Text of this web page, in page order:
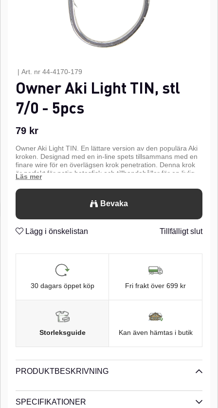
| Art. nr 44-4170-179
Owner Aki Light TIN, stl
7/0 - 5pcs
79 kr
Owner Aki Light TIN. En lättare version av den populära Aki
kroken. Designad med en in-line spets tillsammans med en
finare wire för en överlägsen krok penetration. Denna krok
är perfekt för petig betesfisk och tillhandahåller för en livlig
presentation med setups för lätta linor. Perfekt att binda
flugor för saltvattens fiske. Funktioner som Super Needle
Taff Wire
n
Super Needle Point
Tin finish
Bevaka
Lägg i önskelistan Tillfälligt slut
30 dagars öppet köp Fri frakt över 699 kr
Storleksguide Kan även hämtas i butik
PRODUKTBESKRIVNING
SPECIFIKATIONER